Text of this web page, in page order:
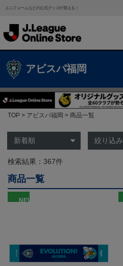
ユニフォームなどの公式グッズが買える！
アビスパ福岡
TOP アビスパ福岡 商品一覧
絞り込み
検索結果：367件
商品一覧
NEW